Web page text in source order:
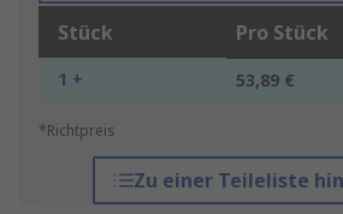
Stück Pro Stück
1 + 53,89 €
*Richtpreis
Zu einer Teileliste